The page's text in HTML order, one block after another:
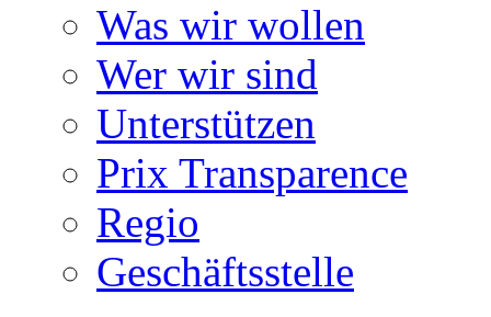
Was wir wollen
Wer wir sind
Unterstützen
Prix Transparence
Regio
Geschäftsstelle